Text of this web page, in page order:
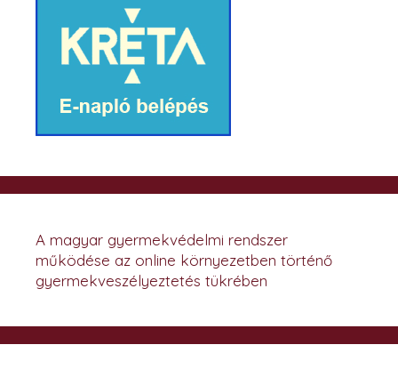
A magyar gyermekvédelmi rendszer
működése az online környezetben történő
gyermekveszélyeztetés tükrében